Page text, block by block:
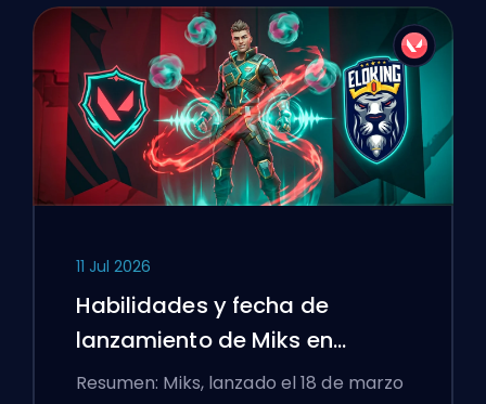
11 Jul 2026
Habilidades y fecha de
lanzamiento de Miks en
VALORANT explicadas
Resumen: Miks, lanzado el 18 de marzo